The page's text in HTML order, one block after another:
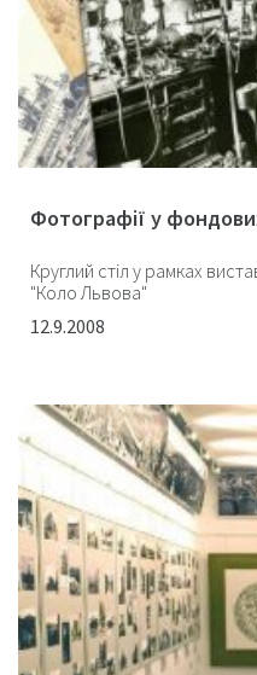
Фотографії у
Круглий стіл у рамках
"Коло Львова"
12.9.2008